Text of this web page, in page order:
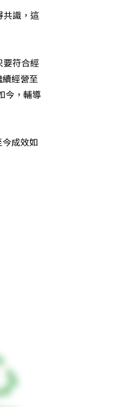
共識，這
要符合經
經營至
今，輔導
成效如